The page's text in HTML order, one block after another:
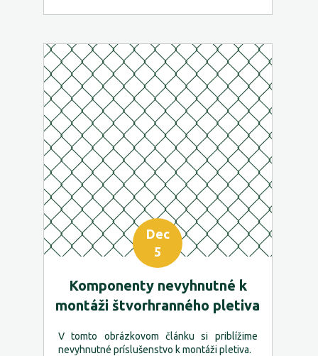
Komponenty nevyhnutné k
montáži štvorhranného pletiva
V tomto obrázkovom článku si priblížime
nevyhnutné príslušenstvo k montáži pletiva.
Dec
5